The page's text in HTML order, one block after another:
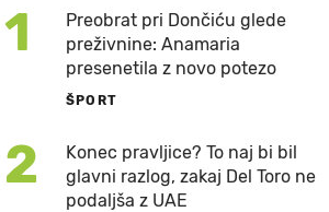
1
Preobrat pri Dončiću glede
preživnine: Anamaria
presenetila z novo potezo
ŠPORT
2
Konec pravljice? To naj bi bil
glavni razlog, zakaj Del Toro ne
podaljša z UAE